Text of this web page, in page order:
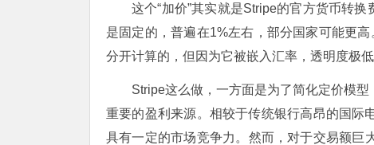
这个“加价”其实就是Stripe的官方货币转
是固定的，普遍在1%左右，部分国家可能更
分开计算的，但因为它被嵌入汇率，透明度极低
Stripe这么做，一方面是为了简化定价模
重要的盈利来源。相较于传统银行高昂的国际
具有一定的市场竞争力。然而，对于交易额巨